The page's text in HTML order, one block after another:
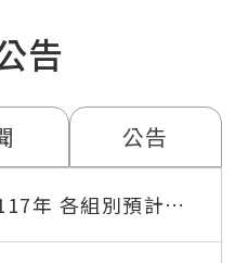
告
公告
年 各組別預計出